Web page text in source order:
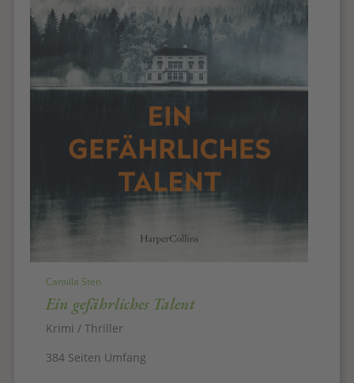
Camilla Sten
Ein gefährliches Talent
Krimi / Thriller
384 Seiten Umfang